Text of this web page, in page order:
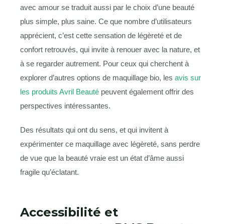
avec amour se traduit aussi par le choix d’une beauté
plus simple, plus saine. Ce que nombre d’utilisateurs
apprécient, c’est cette sensation de légèreté et de
confort retrouvés, qui invite à renouer avec la nature, et
à se regarder autrement. Pour ceux qui cherchent à
explorer d’autres options de maquillage bio, les avis sur
les produits Avril Beauté peuvent également offrir des
perspectives intéressantes.
Des résultats qui ont du sens, et qui invitent à
expérimenter ce maquillage avec légèreté, sans perdre
de vue que la beauté vraie est un état d’âme aussi
fragile qu’éclatant.
Accessibilité et